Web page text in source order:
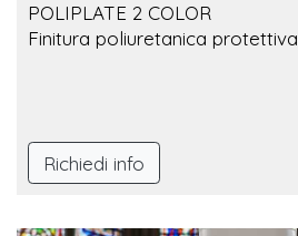
POLIPLATE 2 COLOR
Finitura poliuretanica protettiva
Richiedi info